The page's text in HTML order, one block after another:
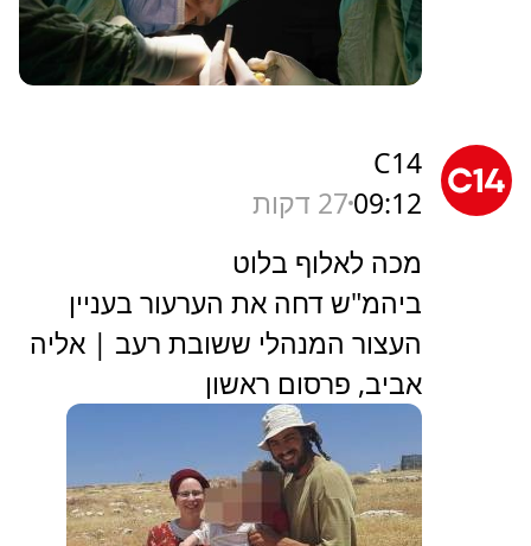
C14
09:1227 דקות
מכה לאלוף בלוט
ביהמ"ש דחה את הערעור בעניין
העצור המנהלי ששובת רעב | אליה
אביב, פרסום ראשון